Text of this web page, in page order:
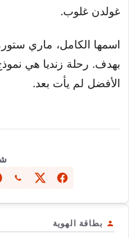
غولدن غلوب.
اسمها الكامل، ماري
بهدف. رحلة زنديا هي نموذج
الأفضل لم يأت بعد.
بطاقة الهوية